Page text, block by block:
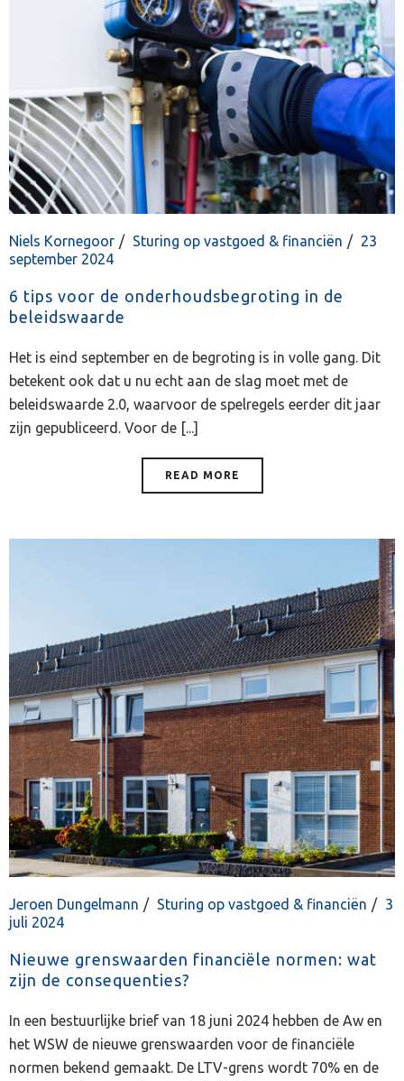
Niels Kornegoor Sturing op vastgoed & financiën
23
september 2024
6 tips voor de onderhoudsbegroting in de
beleidswaarde
Het is eind september en de begroting is in volle gang. Dit
betekent ook dat u nu echt aan de slag moet met de
beleidswaarde 2.0, waarvoor de spelregels eerder dit jaar
zijn gepubliceerd. Voor de [...]
READ MORE
Jeroen Dungelmann Sturing op vastgoed & financiën
3
juli 2024
Nieuwe grenswaarden financiële normen: wat
zijn de consequenties?
In een bestuurlijke brief van 18 juni 2024 hebben de Aw en
het WSW de nieuwe grenswaarden voor de financiële
normen bekend gemaakt. De LTV-grens wordt 70% en de